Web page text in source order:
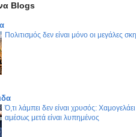
Blogs
Πολιτισμός δεν είναι μόνο οι μεγάλες
Ό,τι λάμπει δεν είναι χρυσός:
αμέσως μετά είναι λυπημένος